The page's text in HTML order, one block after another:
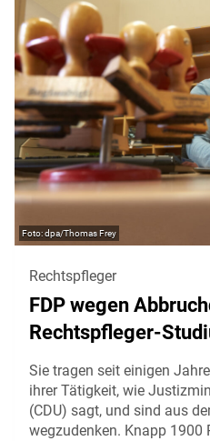
dpa/Thomas Frey
Rechtspfleger
FDP wegen
Rechtspfleger-
Sie tragen seit einigen
ihrer Tätigkeit, wie
(CDU) sagt, und sind aus
wegzudenken. Knapp 1900